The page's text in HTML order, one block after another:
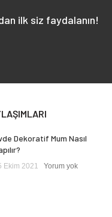
ilk siz faydalanın!
Dekoratif Mum Nasıl
Ekim 2021 Yorum yok